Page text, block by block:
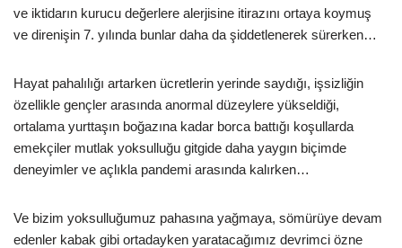
ve iktidarın kurucu değerlere alerjisine itirazını ortaya koymuş
ve direnişin 7. yılında bunlar daha da şiddetlenerek sürerken…
Hayat pahalılığı artarken ücretlerin yerinde saydığı, işsizliğin
özellikle gençler arasında anormal düzeylere yükseldiği,
ortalama yurttaşın boğazına kadar borca battığı koşullarda
emekçiler mutlak yoksulluğu gitgide daha yaygın biçimde
deneyimler ve açlıkla pandemi arasında kalırken…
Ve bizim yoksulluğumuz pahasına yağmaya, sömürüye devam
edenler kabak gibi ortadayken yaratacağımız devrimci özne